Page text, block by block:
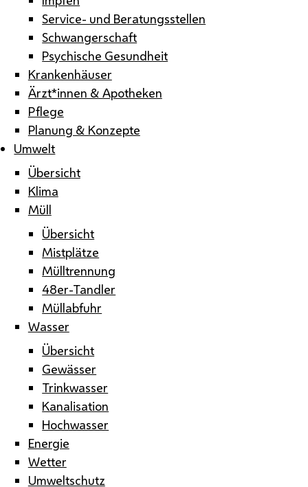
Service- und Beratungsstellen
Schwangerschaft
Psychische Gesundheit
Krankenhäuser
Ärzt*innen & Apotheken
Pflege
Planung & Konzepte
Umwelt
Übersicht
Klima
Müll
Übersicht
Mistplätze
Mülltrennung
48er-Tandler
Müllabfuhr
Wasser
Übersicht
Gewässer
Trinkwasser
Kanalisation
Hochwasser
Energie
Wetter
Umweltschutz